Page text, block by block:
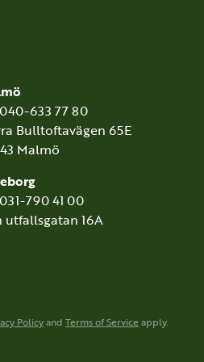
633 77 80
Bulltoftavägen 65E
Malmö
790 41 00
utfallsgatan 16A
Policyand Terms of Service apply.